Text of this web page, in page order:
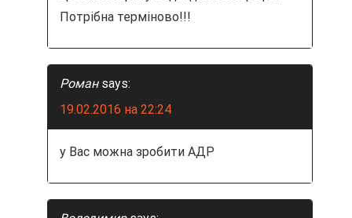
п
з
п
Потрібна терміново!!!
Роман says:
19.02.2016 на 22:24
у Вас можна зробити АДР